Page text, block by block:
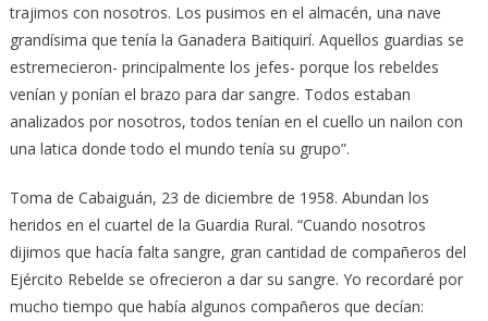
trajimos con nosotros. Los pusimos en el almacén, una nave
grandísima que tenía la Ganadera Baitiquirí. Aquellos guardias se
estremecieron- principalmente los jefes- porque los rebeldes
venían y ponían el brazo para dar sangre. Todos estaban
analizados por nosotros, todos tenían en el cuello un nailon con
una latica donde todo el mundo tenía su grupo”.
Toma de Cabaiguán, 23 de diciembre de 1958. Abundan los
heridos en el cuartel de la Guardia Rural. “Cuando nosotros
dijimos que hacía falta sangre, gran cantidad de compañeros del
Ejército Rebelde se ofrecieron a dar su sangre. Yo recordaré por
mucho tiempo que había algunos compañeros que decían: